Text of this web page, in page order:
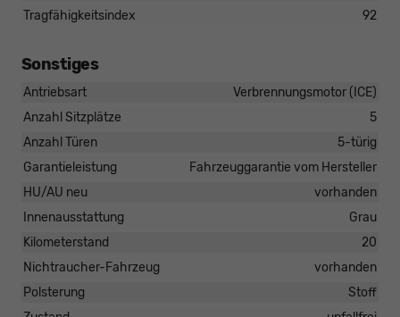
Tragfähigkeitsindex
92
Sonstiges
Antriebsart
Verbrennungsmotor (ICE)
Anzahl Sitzplätze
5
Anzahl Türen
5-türig
Garantieleistung
Fahrzeuggarantie vom Hersteller
HU/AU neu
vorhanden
Innenausstattung
Grau
Kilometerstand
20
Nichtraucher-Fahrzeug
vorhanden
Polsterung
Stoff